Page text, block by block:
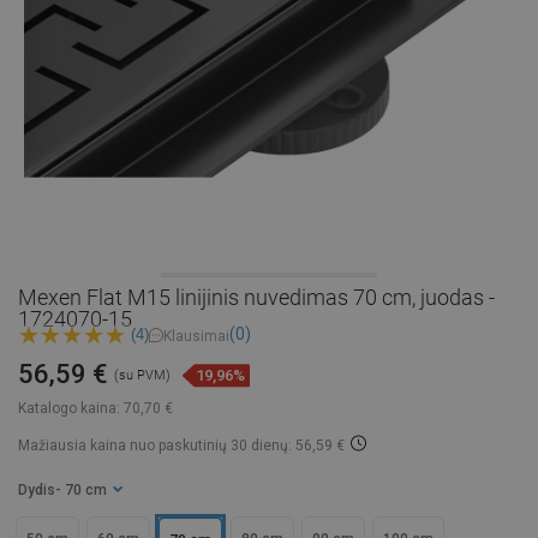
Mexen Flat M15 linijinis nuvedimas 70 cm, juodas -
1724070-15
(4) Klausimai(0)
Katalogo kaina: 70,70 €
56,59 € (su PVM) 19,96%
Mažiausia kaina nuo paskutinių 30 dienų: 56,59 €
Dydis - 70 cm